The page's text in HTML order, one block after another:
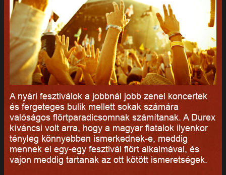
A nyári fesztiválok a jobbnál jobb zenei koncertek
és fergeteges bulik mellett sokak számára
valóságos flörtparadicsomnak számítanak. A Durex
kíváncsi volt arra, hogy a magyar fiatalok ilyenkor
tényleg könnyebben ismerkednek-e, meddig
mennek el egy-egy fesztivál flört alkalmával, és
vajon meddig tartanak az ott kötött ismeretségek.